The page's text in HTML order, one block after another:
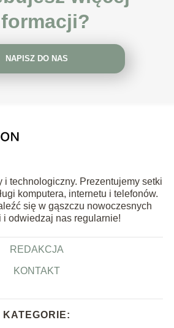
NAPISZ DO NAS
i technologiczny. Prezentujemy setki
komputera, internetu i telefonów.
się w gąszczu nowoczesnych
i odwiedzaj nas regularnie!
REDAKCJA
KONTAKT
KATEGORIE: